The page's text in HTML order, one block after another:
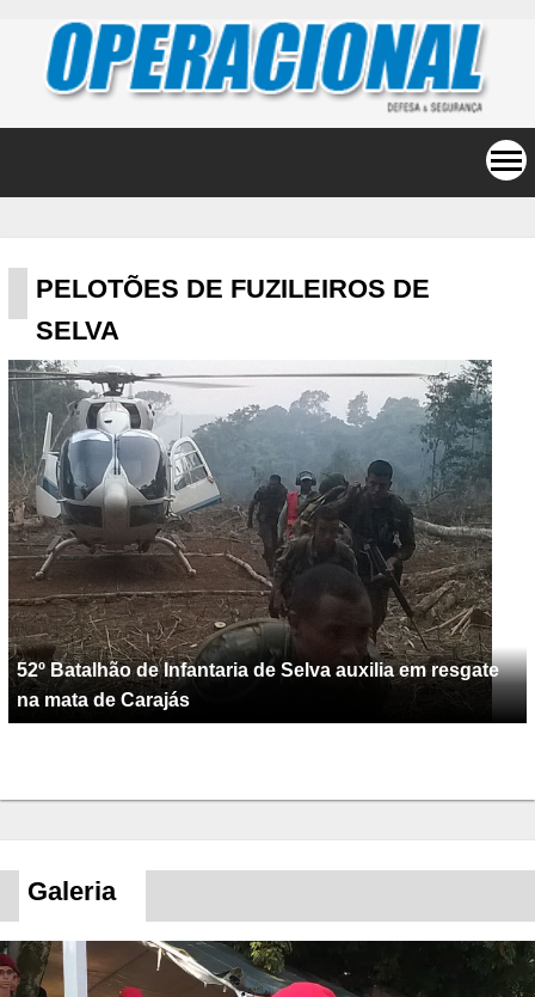
PELOTÕES DE FUZILEIROS DE
SELVA
52º Batalhão de Infantaria de Selva auxilia em resgate
na mata de Carajás
Galeria